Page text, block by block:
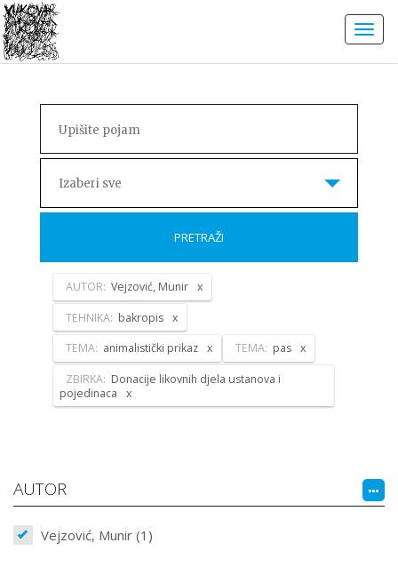
Izaberi sve
PRETRAŽI
AUTOR: Vejzović, Munir
TEHNIKA: bakropis
TEMA: animalistički prikaz TEMA: pas
ZBIRKA: Donacije likovnih djela ustanova i
pojedinaca
AUTOR
Vejzović, Munir (1)